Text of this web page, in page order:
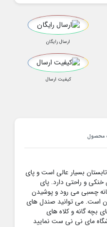
ارسال رایگان
کیفیت ارسال
محصول
بسیار عالی است و پای
و راحتی دارد. پای
چسبی می رود و پوشیدن
است. می توانید صندل های
بچه گانه و کلاه های
مای نی نی ست نمایید